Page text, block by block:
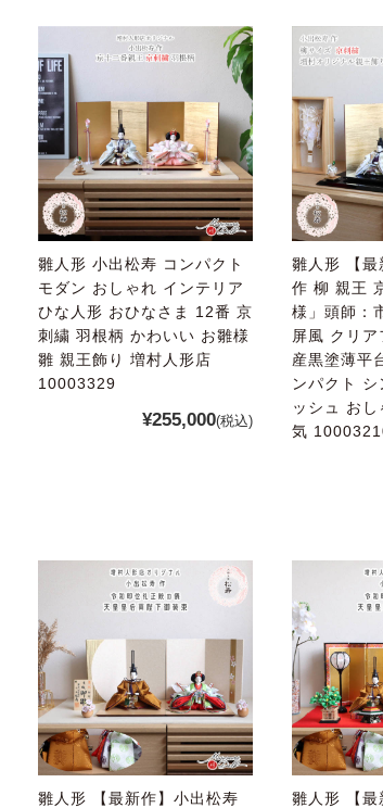
雛人形 小出松寿 コンパクト
モダン おしゃれ インテリア
ひな人形 おひなさま 12番 京
刺繍 羽根柄 かわいい お雛様
雛 親王飾り 増村人形店
10003329
¥255,000(税込)
雛人形 【最
作 柳 親王
様」頭師：
屏風 クリア
産黒塗薄平
ンパクト シ
ッシュ おし
気
雛人形 【最新作】小出松寿
雛人形 【最